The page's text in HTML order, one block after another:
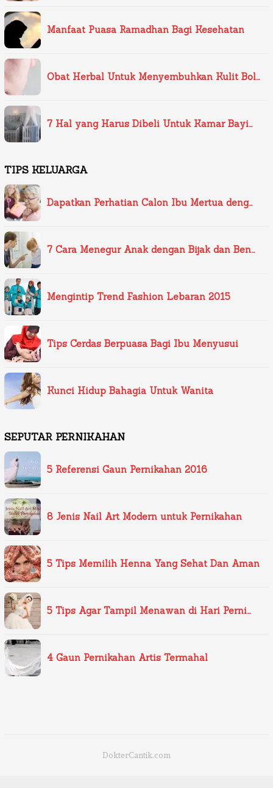
Manfaat Puasa Ramadhan Bagi Kesehatan
Obat Herbal Untuk Menyembuhkan Kulit Bol…
7 Hal yang Harus Dibeli Untuk Kamar Bayi…
TIPS KELUARGA
Dapatkan Perhatian Calon Ibu Mertua deng…
7 Cara Menegur Anak dengan Bijak dan Ben…
Mengintip Trend Fashion Lebaran 2015
Tips Cerdas Berpuasa Bagi Ibu Menyusui
Kunci Hidup Bahagia Untuk Wanita
SEPUTAR PERNIKAHAN
5 Referensi Gaun Pernikahan 2016
8 Jenis Nail Art Modern untuk Pernikahan
5 Tips Memilih Henna Yang Sehat Dan Aman
5 Tips Agar Tampil Menawan di Hari Perni…
4 Gaun Pernikahan Artis Termahal
DokterCantik.com